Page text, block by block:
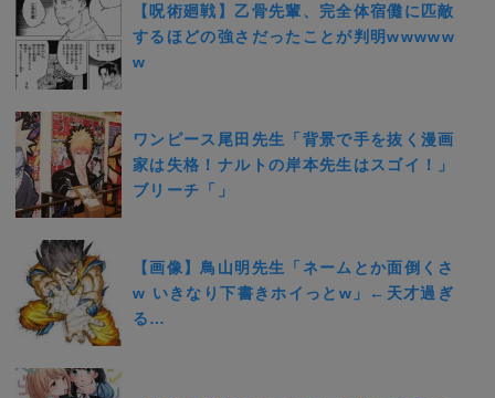
【呪術廻戦】乙骨先輩、完全体宿儺に匹敵
するほどの強さだったことが判明wwwww
w
ワンピース尾田先生「背景で手を抜く漫画
家は失格！ナルトの岸本先生はスゴイ！」
ブリーチ「」
【画像】鳥山明先生「ネームとか面倒くさ
w いきなり下書きホイっとw」←天才過ぎ
る…